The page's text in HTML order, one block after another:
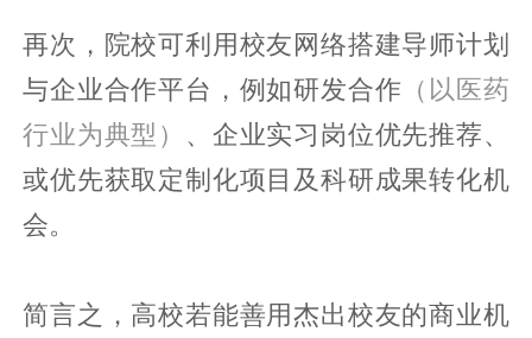
再次，院校可利用校友网络搭建导师计划
与企业合作平台，例如研发合作 （以医药
行业为典型） 、企业实习岗位优先推荐、
或优先获取定制化项目及科研成果转化机
会。
简言之，高校若能善用杰出校友的商业机